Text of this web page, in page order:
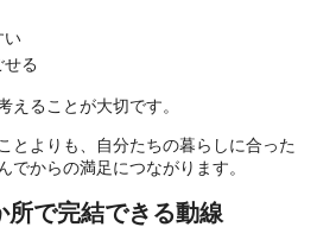
い
る
えることが大切です。
とよりも、自分たちの暮らしに合った
でからの満足につながります。
所で完結できる動線